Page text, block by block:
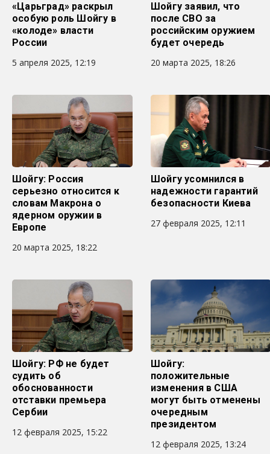
«Царьград» раскрыл
особую роль Шойгу в
«колоде» власти
России
5 апреля 2025, 12:19
Шойгу заявил, что
после СВО за
российским оружием
будет очередь
20 марта 2025, 18:26
Шойгу: Россия
серьезно относится к
словам Макрона о
ядерном оружии в
Европе
20 марта 2025, 18:22
Шойгу усомнился в
надежности гарантий
безопасности Киева
27 февраля 2025, 12:11
Шойгу: РФ не будет
судить об
обоснованности
отставки премьера
Сербии
12 февраля 2025, 15:22
Шойгу:
положительные
изменения в США
могут быть отменены
очередным
президентом
12 февраля 2025, 13:24